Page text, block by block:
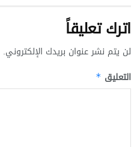
اترك تعليقاً
لن يتم نشر عنوان بريدك الإلكتروني.
التعليق *